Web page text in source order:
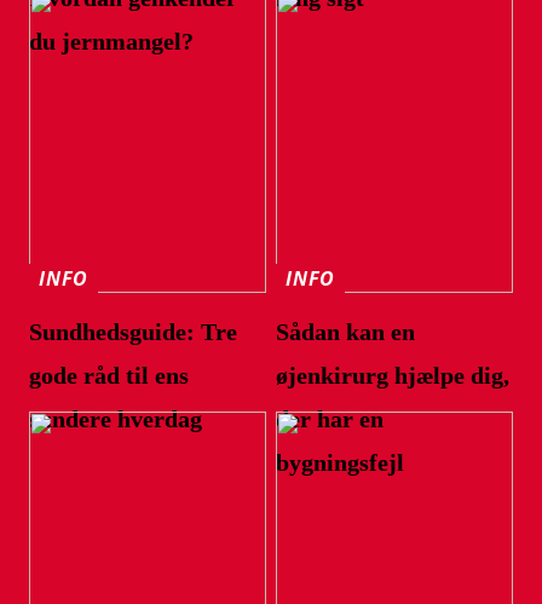
du jernmangel?
INFO
Sundhedsguide: Tre
gode råd til ens
sundere hverdag
INFO
Sådan kan en
øjenkirurg hjælpe dig,
der har en
bygningsfejl